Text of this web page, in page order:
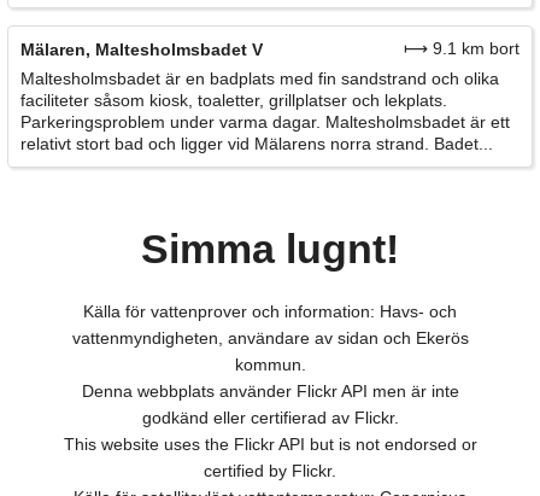
Mälaren, Maltesholmsbadet V
⟼ 9.1 km bort
Maltesholmsbadet är en badplats med fin sandstrand och olika
faciliteter såsom kiosk, toaletter, grillplatser och lekplats.
Parkeringsproblem under varma dagar. Maltesholmsbadet är ett
relativt stort bad och ligger vid Mälarens norra strand. Badet...
Simma lugnt!
Källa för vattenprover och information: Havs- och
vattenmyndigheten, användare av sidan och Ekerös
kommun.
Denna webbplats använder Flickr API men är inte
godkänd eller certifierad av Flickr.
This website uses the Flickr API but is not endorsed or
certified by Flickr.